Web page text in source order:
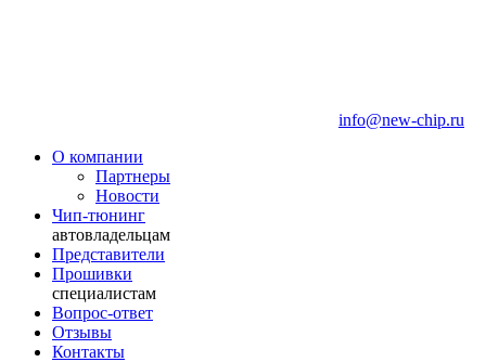
info@new-chip.ru
О компании
Партнеры
Новости
Чип-тюнинг
автовладельцам
Представители
Прошивки
специалистам
Вопрос-ответ
Отзывы
Контакты